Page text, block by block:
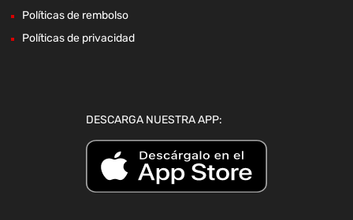
Políticas de rembolso
Políticas de privacidad
DESCARGA NUESTRA APP: